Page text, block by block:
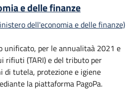
e delle finanze
dell'economia e delle finanze)
unificato, per le annualitaà 2021 e
rifiuti (TARI) e del tributo per
di tutela, protezione e igiene
la piattaforma PagoPa.